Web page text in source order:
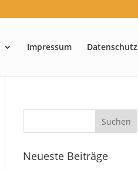
Impressum Datenschutz
Neueste Beiträge